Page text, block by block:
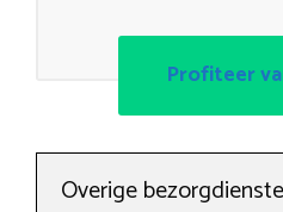
Profiteer
Overige